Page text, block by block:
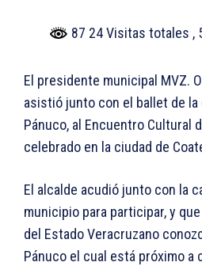
87 24 Visitas totales ,
El presidente municipal MVZ.
asistió junto con el ballet de la
Pánuco, al Encuentro Cultural
celebrado en la ciudad de
El alcalde acudió junto con la
municipio para participar, y
del Estado Veracruzano
Pánuco el cual está próximo a